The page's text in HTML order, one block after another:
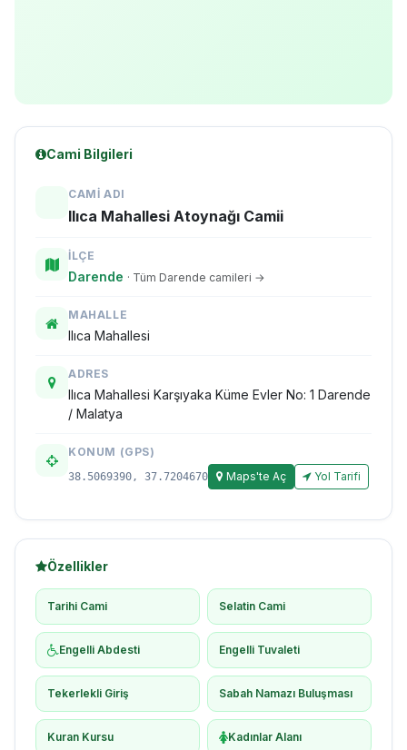
Cami Bilgileri
CAMI ADI
Ilıca Mahallesi Atoynağı Camii
İLÇE
Darende · Tüm Darende camileri →
MAHALLE
Ilıca Mahallesi
ADRES
Ilıca Mahallesi Karşıyaka Küme Evler No: 1 Darende
/ Malatya
KONUM (GPS)
38.5069390, 37.7204670 Maps'te Aç Yol Tarifi
Özellikler
Tarihi Cami Selatin Cami
Engelli Abdesti Engelli Tuvaleti
Tekerlekli Giriş Sabah Namazı Buluşması
Kuran Kursu Kadınlar Alanı